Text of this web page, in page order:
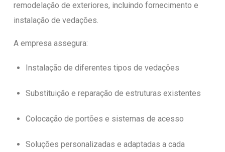
remodelação de exteriores, incluindo fornecimento e
instalação de vedações.
A empresa assegura:
Instalação de diferentes tipos de vedações
Substituição e reparação de estruturas existentes
Colocação de portões e sistemas de acesso
Soluções personalizadas e adaptadas a cada